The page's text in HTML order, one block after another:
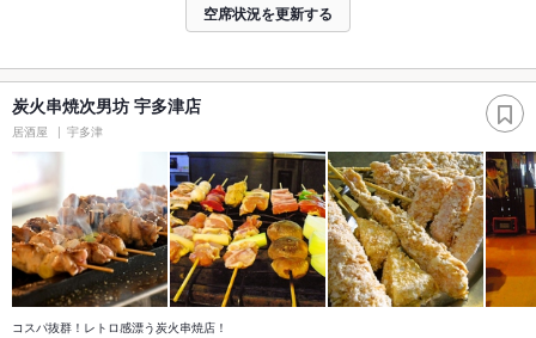
空席状況を更新する
炭火串焼次男坊 宇多津店
居酒屋 宇多津
コスパ抜群！レトロ感漂う炭火串焼店！